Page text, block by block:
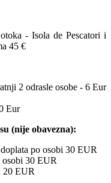
- Isola de Pescatori i
45 €
2 odrasle osobe - 6 Eur
Eur
(nije obavezna):
po osobi 30 EUR
osobi 30 EUR
20 EUR